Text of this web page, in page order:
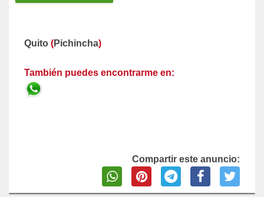
Quito (Pichincha)
También puedes encontrarme en:
Compartir este anuncio: